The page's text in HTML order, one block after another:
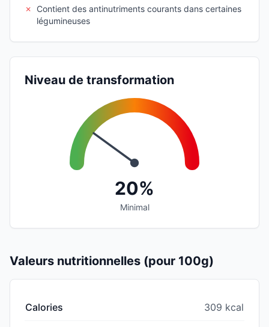
✗
Contient des antinutriments courants dans certaines
légumineuses
Niveau de transformation
20%
Minimal
Valeurs nutritionnelles (pour 100g)
Calories 309 kcal